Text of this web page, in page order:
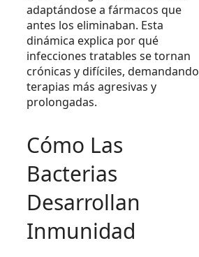
adaptándose a fármacos que
antes los eliminaban. Esta
dinámica explica por qué
infecciones tratables se tornan
crónicas y difíciles, demandando
terapias más agresivas y
prolongadas.
Cómo Las
Bacterias
Desarrollan
Inmunidad